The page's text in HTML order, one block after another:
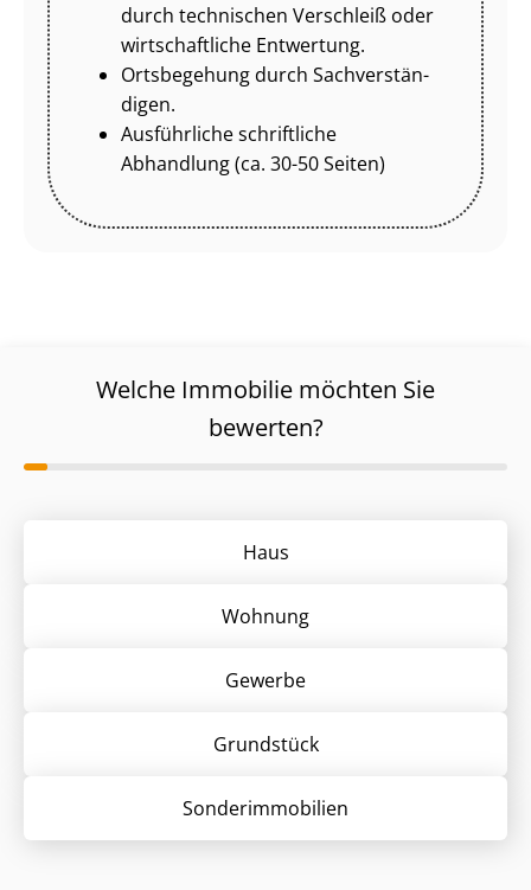
durch technischen Verschleiß oder
wirtschaftliche Entwertung.
Ortsbegehung durch Sach­ver­stän­
di­gen.
Ausführliche schriftliche
Abhandlung (ca. 30-50 Seiten)
Welche Immobilie möchten Sie
bewerten?
Haus
Wohnung
Gewerbe
Grund­stück
Sonder­immobilien